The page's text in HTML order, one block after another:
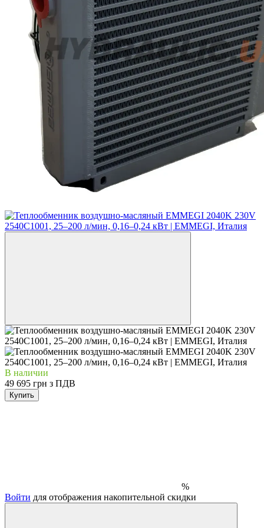
В наличии
49 695 грн з ПДВ
Купить
%
Войти для отображения накопительной скидки